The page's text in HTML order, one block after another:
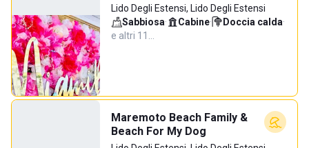
Lido Degli Estensi, Lido Degli Estensi
Sabbiosa· Cabine· Doccia calda·
e altri 11…
Maremoto Beach Family &
Beach For My Dog